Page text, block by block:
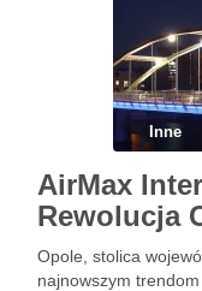
Inne
AirMax
Rewolucja
Opole, stolica
najnowszym